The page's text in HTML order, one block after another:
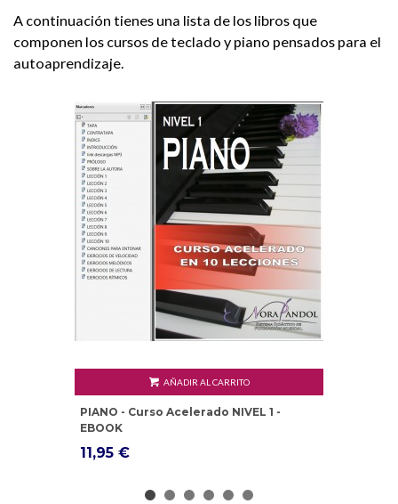
A continuación tienes una lista de los libros que
componen los cursos de teclado y piano pensados para el
autoaprendizaje.
AÑADIR AL CARRITO
PIANO - Curso Acelerado NIVEL 1 -
EBOOK
11,95 €